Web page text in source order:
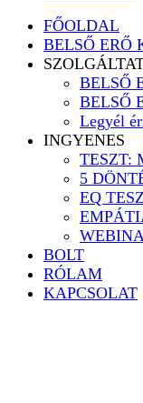
FŐOLDAL
BELSŐ ERŐ
BELSŐ
BELSŐ
Legyél
INGYENES
TESZT:
5
EQ
BOLT
RÓLAM
KAPCSOLAT